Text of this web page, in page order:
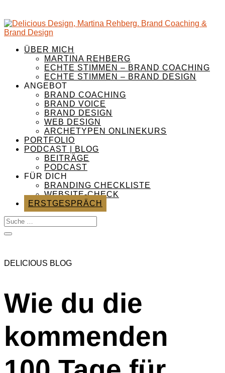
ÜBER MICH
MARTINA REHBERG
ECHTE STIMMEN – BRAND COACHING
ECHTE STIMMEN – BRAND DESIGN
ANGEBOT
BRAND COACHING
BRAND VOICE
BRAND DESIGN
WEB DESIGN
ARCHETYPEN ONLINEKURS
PORTFOLIO
PODCAST | BLOG
BEITRÄGE
PODCAST
FÜR DICH
BRANDING CHECKLISTE
WEBSITE-CHECK
ERSTGESPRÄCH
DELICIOUS BLOG
Wie du die
kommenden